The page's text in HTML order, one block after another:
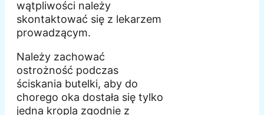
wątpliwości należy
skontaktować się z lekarzem
prowadzącym.
Należy zachować
ostrożność podczas
ściskania butelki, aby do
chorego oka dostała się tylko
jedna kropla zgodnie z